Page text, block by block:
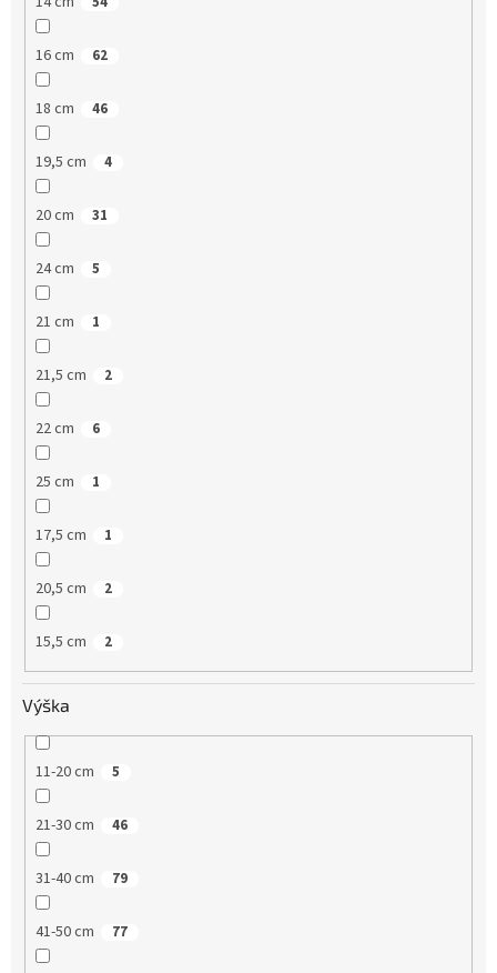
16 cm 62
18 cm 46
19,5 cm 4
20 cm 31
24 cm 5
21 cm 1
21,5 cm 2
22 cm 6
25 cm 1
17,5 cm 1
20,5 cm 2
15,5 cm 2
Výška
11-20 cm 5
21-30 cm 46
31-40 cm 79
41-50 cm 77